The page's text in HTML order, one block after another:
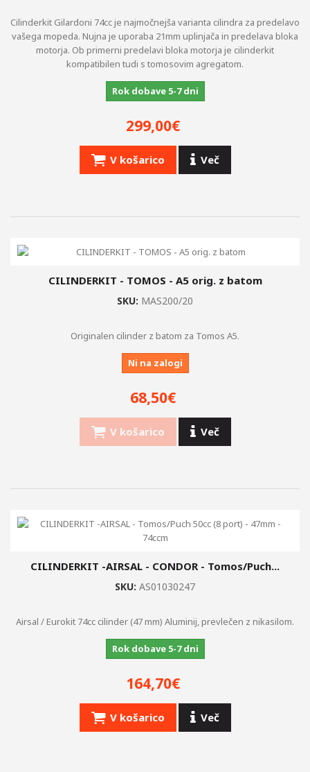
Cilinderkit Gilardoni 74cc je najmočnejša varianta cilindra za predelavo
vašega mopeda. Nujna je uporaba 21mm uplinjača in predelava bloka
motorja. Ob primerni predelavi bloka motorja je cilinderkit
kompatibilen tudi s tomosovim agregatom.
Rok dobave 5-7 dni
299,00€
V košarico Več
CILINDERKIT - TOMOS - A5 orig. z batom
SKU: MAS200/20
Originalen cilinder z batom za Tomos A5.
Ni na zalogi
68,50€
V košarico Več
CILINDERKIT -AIRSAL - CONDOR - Tomos/Puch...
SKU: AS01030247
Airsal / Eurokit 74cc cilinder (47 mm) Aluminij, prevlečen z nikasilom.
Rok dobave 5-7 dni
164,70€
V košarico Več